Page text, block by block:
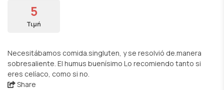
5
Τιμή
Necesitábamos comida.singluten, y se resolvió de.manera
sobresaliente. El humus buenísimo Lo recomiendo tanto si
eres celíaco, como si no.
Share